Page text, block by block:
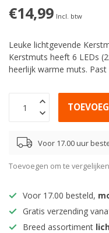
€14,99 Incl. btw
Leuke lichtgevende
Kerstmuts heeft 6 LEDs
heerlijk warme muts. Past
Voor 17.00 uur
Toevoegen om te vergelijken
Voor 17.00 besteld,
Gratis verzending
Breed assortiment